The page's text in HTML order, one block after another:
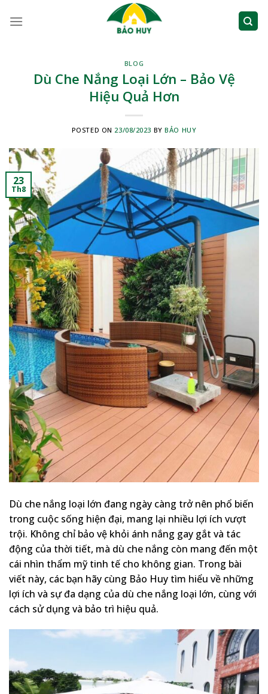
BLOG
Dù Che Nắng Loại Lớn – Bảo Vệ
Hiệu Quả Hơn
POSTED ON 23/08/2023 BYBẢO HUY
23
Th8
Dù che nắng loại lớn đang ngày càng trở nên phổ biến
trong cuộc sống hiện đại, mang lại nhiều lợi ích vượt
trội. Không chỉ bảo vệ khỏi ánh nắng gay gắt và tác
động của thời tiết, mà dù che nắng còn mang đến một
cái nhìn thẩm mỹ tinh tế cho không gian. Trong bài
viết này, các bạn hãy cùng Bảo Huy tìm hiểu về những
lợi ích và sự đa dạng của dù che nắng loại lớn, cùng với
cách sử dụng và bảo trì hiệu quả.